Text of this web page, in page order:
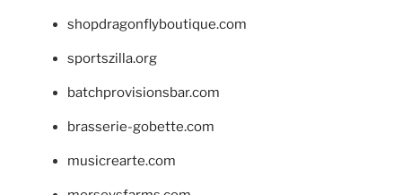
shopdragonflyboutique.com
sportszilla.org
batchprovisionsbar.com
brasserie-gobette.com
musicrearte.com